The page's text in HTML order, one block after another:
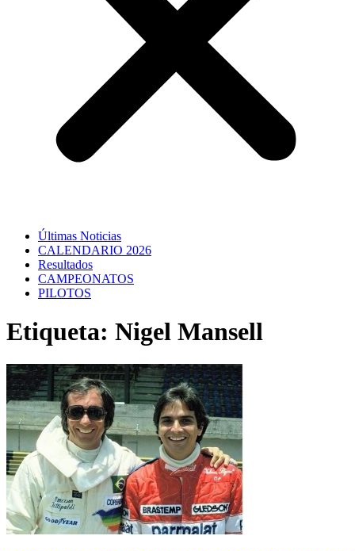
Últimas Noticias
CALENDARIO 2026
Resultados
CAMPEONATOS
PILOTOS
Etiqueta: Nigel Mansell